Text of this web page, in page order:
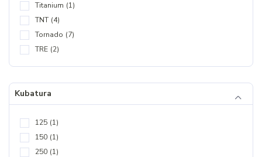
Titanium (1)
TNT (4)
Tornado (7)
TRE (2)
Kubatura
125 (1)
150 (1)
250 (1)